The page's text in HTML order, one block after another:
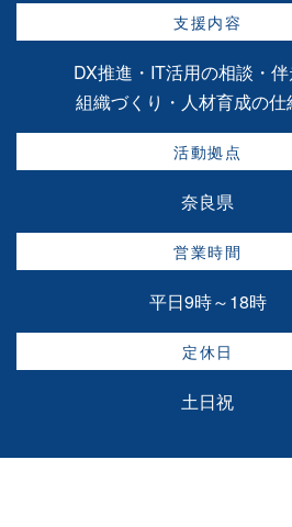
支援内容
DX推進・IT活用の相談・
組織づくり・人材育成の仕
活動拠点
奈良県
営業時間
平日9時～18時
定休日
土日祝